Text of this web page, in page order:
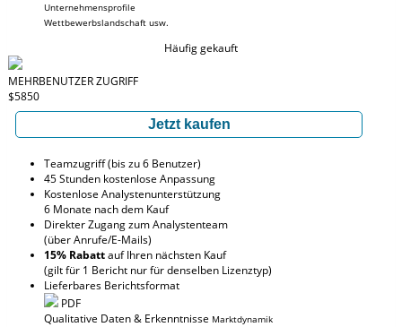
Unternehmensprofile
Wettbewerbslandschaft usw.
Häufig gekauft
MEHRBENUTZER ZUGRIFF
$5850
Jetzt kaufen
Teamzugriff (bis zu 6 Benutzer)
45 Stunden kostenlose Anpassung
Kostenlose Analystenunterstützung
6 Monate nach dem Kauf
Direkter Zugang zum Analystenteam
(über Anrufe/E-Mails)
15% Rabattauf Ihren nächsten Kauf
(gilt für 1 Bericht nur für denselben Lizenztyp)
Lieferbares Berichtsformat
PDF
Qualitative Daten & Erkenntnisse Marktdynamik